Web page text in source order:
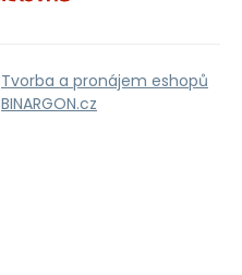
Tvorba a pronájem eshopů
BINARGON.cz